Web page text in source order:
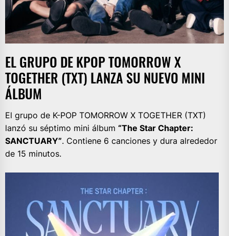
EL GRUPO DE KPOP TOMORROW X
TOGETHER (TXT) LANZA SU NUEVO MINI
ÁLBUM
El grupo de K-POP TOMORROW X TOGETHER (TXT)
lanzó su séptimo mini álbum “The Star Chapter:
SANCTUARY”. Contiene 6 canciones y dura alrededor
de 15 minutos.